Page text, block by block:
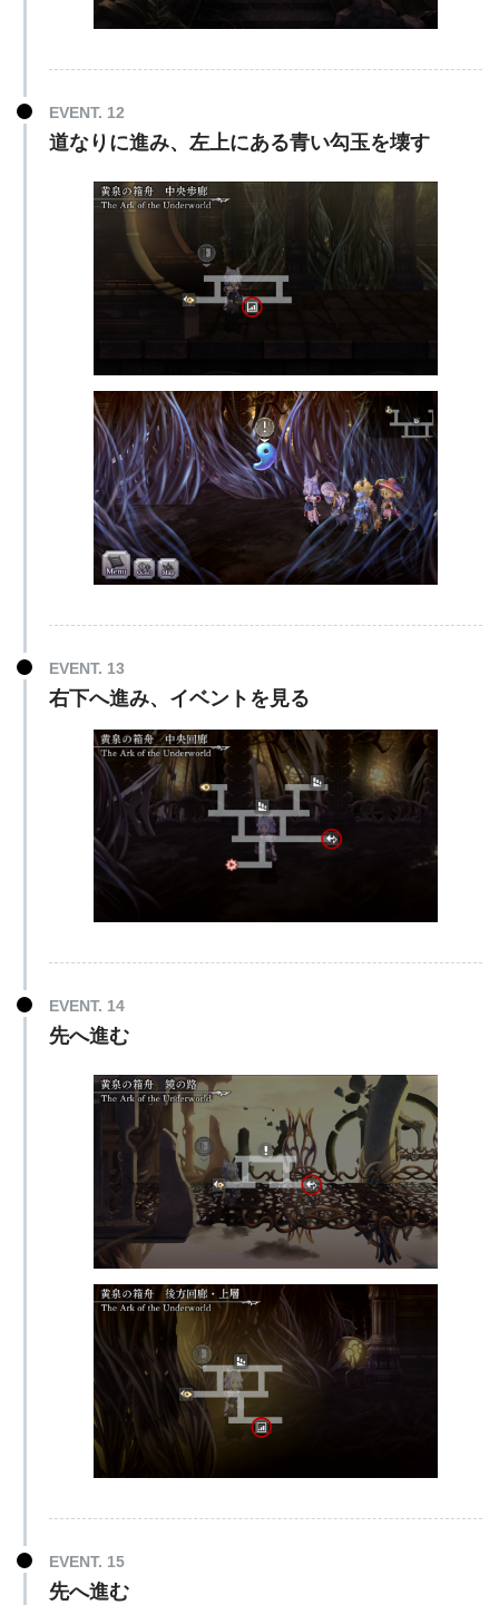
EVENT. 12
道なりに進み、左上にある青い勾玉を壊す
EVENT. 13
右下へ進み、イベントを見る
EVENT. 14
先へ進む
EVENT. 15
先へ進む